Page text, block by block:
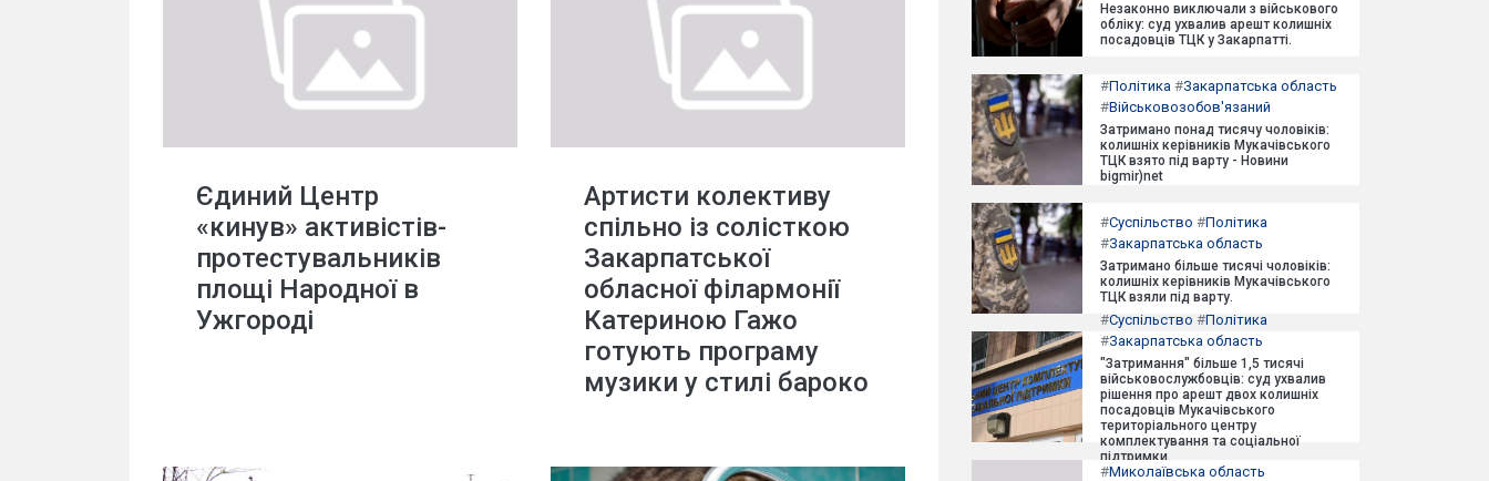
Єдиний Центр
«кинув» активістів-
протестувальників
площі Народної в
Ужгороді
Артисти колективу
спільно із солісткою
Закарпатської
обласної філармонії
Катериною Гажо
готують програму
музики у стилі бароко
Незаконно виключали з військового
обліку: суд ухвалив арешт колишніх
посадовців ТЦК у Закарпатті.
#Політика #Закарпатська область
#Військовозобов'язаний
Затримано понад тисячу чоловіків:
колишніх керівників Мукачівського
ТЦК взято під варту - Новини
bigmir)net
#Суспільство #Політика
#Закарпатська область
Затримано більше тисячі чоловіків:
колишніх керівників Мукачівського
ТЦК взяли під варту.
#Суспільство #Політика
#Закарпатська область
"Затримання" більше 1,5 тисячі
військовослужбовців: суд ухвалив
рішення про арешт двох колишніх
посадовців Мукачівського
територіального центру
комплектування та соціальної
підтримки.
#Миколаївська область